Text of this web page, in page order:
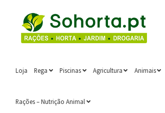
Ir
para
a
Saltar
para
o
Loja Rega Piscinas Agricultura Animais
Rações – Nutrição Animal